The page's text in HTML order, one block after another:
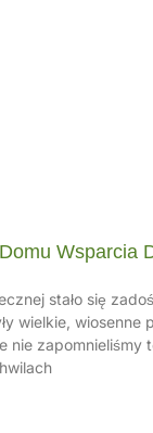
Wsparcia
stało się
wielkie, wiosenne
nie zapomnieliśmy